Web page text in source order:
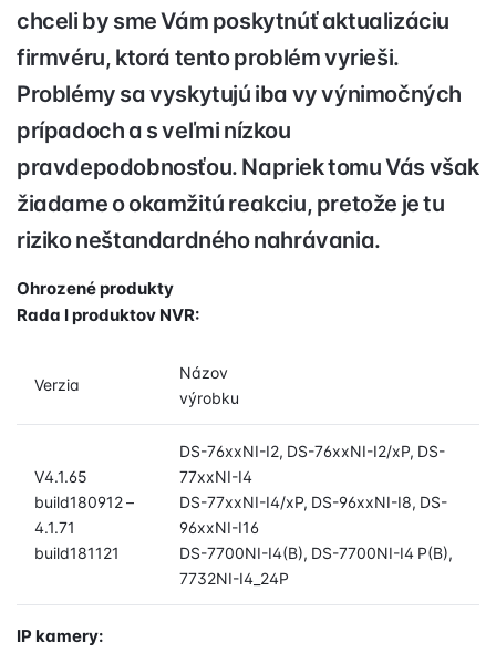
chceli by sme Vám poskytnúť aktualizáciu
firmvéru, ktorá tento problém vyrieši.
Problémy sa vyskytujú iba vy výnimočných
prípadoch a s veľmi nízkou
pravdepodobnosťou. Napriek tomu Vás však
žiadame o okamžitú reakciu, pretože je tu
riziko neštandardného nahrávania.
Ohrozené produkty
Rada I produktov NVR:
Verzia
Názov
výrobku
V4.1.65
build180912 –
4.1.71
build181121
DS-76xxNI-I2, DS-76xxNI-I2/xP, DS-
77xxNI-I4
DS-77xxNI-I4/xP, DS-96xxNI-I8, DS-
96xxNI-I16
DS-7700NI-I4(B), DS-7700NI-I4 P(B),
7732NI-I4_24P
IP kamery: